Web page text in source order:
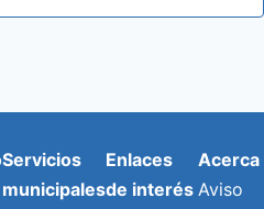
Servicios
municipales
Enlaces
de interés
Acerca
Aviso